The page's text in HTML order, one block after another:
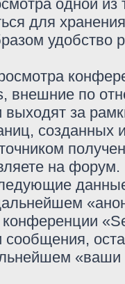
одной
для
удобство
внешние по
за
на
конференции
сообщения,